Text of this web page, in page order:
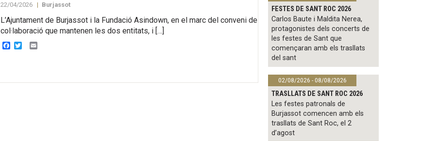
22/04/2026 | Burjassot
L’Ajuntament de Burjassot i la Fundació Asindown, en el marc del conveni de
col·laboració que mantenen les dos entitats, i […]
Facebook
TwitterEmail
FESTES DE SANT ROC 2026
Carlos Baute i Maldita Nerea,
protagonistes dels concerts de
les festes de Sant que
començaran amb els trasllats
del sant
02/08/2026 - 08/08/2026
TRASLLATS DE SANT ROC 2026
Les festes patronals de
Burjassot comencen amb els
trasllats de Sant Roc, el 2
d’agost